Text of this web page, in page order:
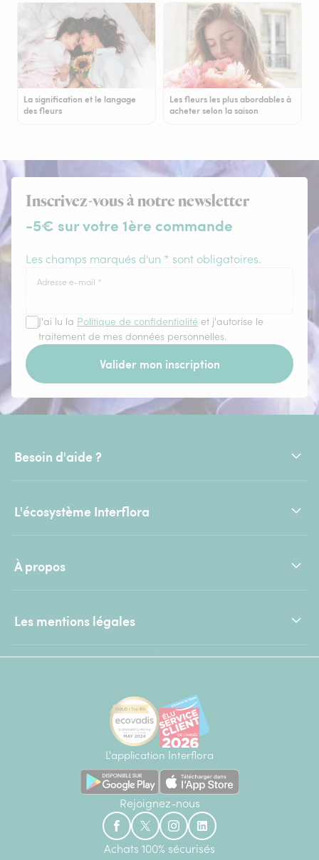
La signification et le langage
des fleurs
Les fleurs les plus abordables à
acheter selon la saison
Inscrivez-vous à notre newsletter
-5€ sur votre 1ère commande
Les champs marqués d'un * sont obligatoires.
Adresse e-mail *
J'ai lu la Politique de confidentialité et j'autorise le
traitement de mes données personnelles.
Valider mon inscription
Besoin d'aide ?
L'écosystème Interflora
À propos
Les mentions légales
L'application Interflora
Rejoignez-nous
Achats 100% sécurisés